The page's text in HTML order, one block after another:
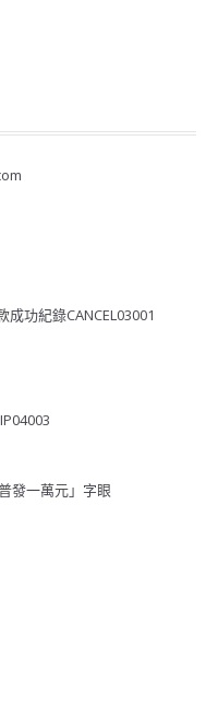
功紀錄CANCEL03001
發一萬元」字眼